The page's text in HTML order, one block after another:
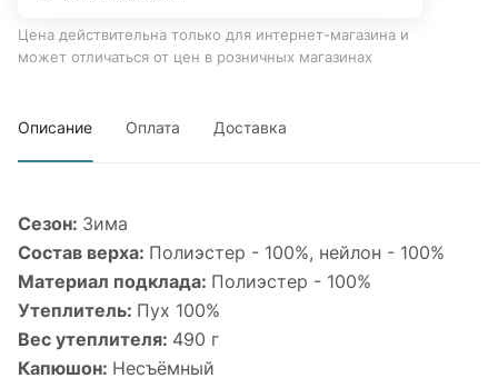
Цена действительна только для интернет-магазина и
может отличаться от цен в розничных магазинах
Описание Оплата Доставка
Сезон: Зима
Cостав верха: Полиэстер - 100%, нейлон - 100%
Материал подклада: Полиэстер - 100%
Утеплитель: Пух 100%
Вес утеплителя: 490 г
Капюшон: Несъёмный